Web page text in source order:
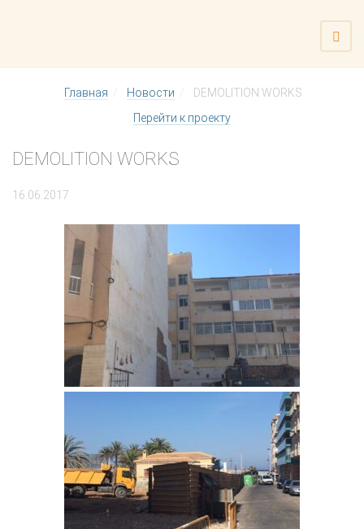
Главная Новости
DEMOLITION WORKS
Перейти к проекту
DEMOLITION WORKS
16.06.2017